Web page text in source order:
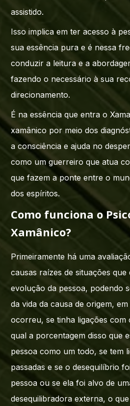
assistido.
Isso implica em ter acesso à
sua essência pura e é nessa
conduzir a leitura e a
fazendo o necessário à sua
direcionamento.
É na essência que entra o
xamânico por meio dos
a consciência e ajuda no
como um guerreiro que atua
que fazem a ponte entre o
dos espíritos.
Como funciona o
Xamânico?
Primeiramente há uma
causas raízes de situações que
evolução da pessoa, podendo
da vida da causa de origem,
ocorreu, se tinha ligações com
qual a porcentagem disso que
pessoa como um todo, se tem
passadas e se o desequilíbrio
pessoa ou se ela foi alvo de
desequilibradora externa, o